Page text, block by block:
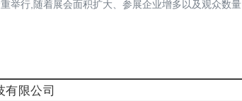
举行,随着展会面积扩大、参展企业增多以及观众数量
限公司